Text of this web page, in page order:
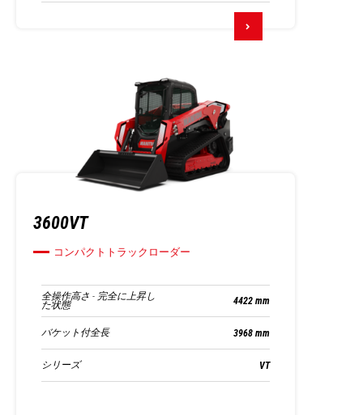
3600VT
コンパクトトラックローダー
全操作高さ - 完全に上昇し
た状態 4422 mm
バケット付全長 3968 mm
シリーズ VT